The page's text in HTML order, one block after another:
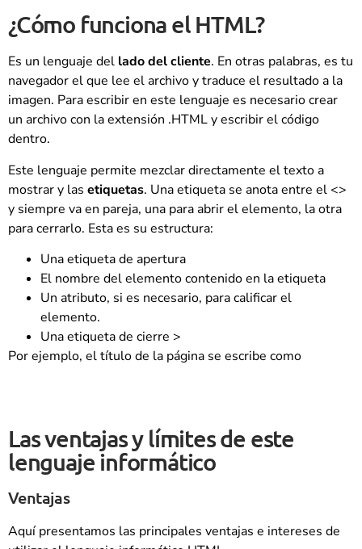
¿Cómo funciona el HTML?
Es un lenguaje del lado del cliente. En otras palabras, es tu
navegador el que lee el archivo y traduce el resultado a la
imagen. Para escribir en este lenguaje es necesario crear
un archivo con la extensión .HTML y escribir el código
dentro.
Este lenguaje permite mezclar directamente el texto a
mostrar y las etiquetas. Una etiqueta se anota entre el <>
y siempre va en pareja, una para abrir el elemento, la otra
para cerrarlo. Esta es su estructura:
Una etiqueta de apertura
El nombre del elemento contenido en la etiqueta
Un atributo, si es necesario, para calificar el
elemento.
Una etiqueta de cierre >
Por ejemplo, el título de la página se escribe como
Las ventajas y límites de este
lenguaje informático
Ventajas
Aquí presentamos las principales ventajas e intereses de